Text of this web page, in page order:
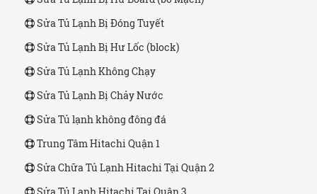
Sửa Tủ Lạnh Bị Đóng Tuyết
Sửa Tủ Lạnh Bị Hư Lốc (block)
Sửa Tủ Lạnh Không Chạy
Sửa Tủ Lạnh Bị Chảy Nước
Sửa Tủ lạnh không đông đá
Trung Tâm Hitachi Quận 1
Sửa Chữa Tủ Lạnh Hitachi Tại Quận 2